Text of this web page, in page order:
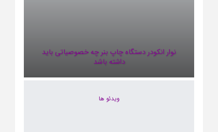
نوار انکودر دستگاه چاپ بنر چه خصوصیاتی باید
داشته باشد
ویدئو ها